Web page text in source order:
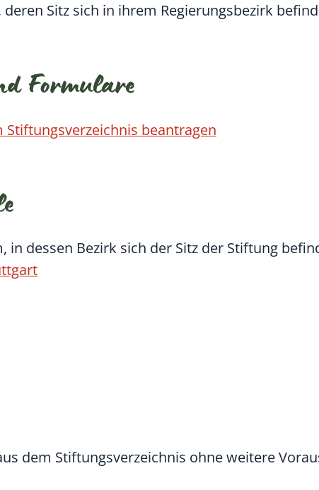
Sitz sich in ihrem Regierungsbezirk
Formulare
Stiftungsverzeichnis beantragen
in dessen Bezirk sich der Sitz der Stiftung
dem Stiftungsverzeichnis ohne weitere